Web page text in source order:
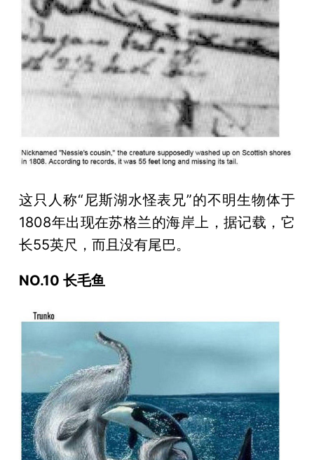
这只人称“尼斯湖水怪表兄”的不明生物体于
1808年出现在苏格兰的海岸上，据记载，它
长55英尺，而且没有尾巴。
NO.10 长毛鱼